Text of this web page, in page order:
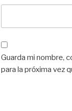
Guarda mi nombre,
para la próxima vez